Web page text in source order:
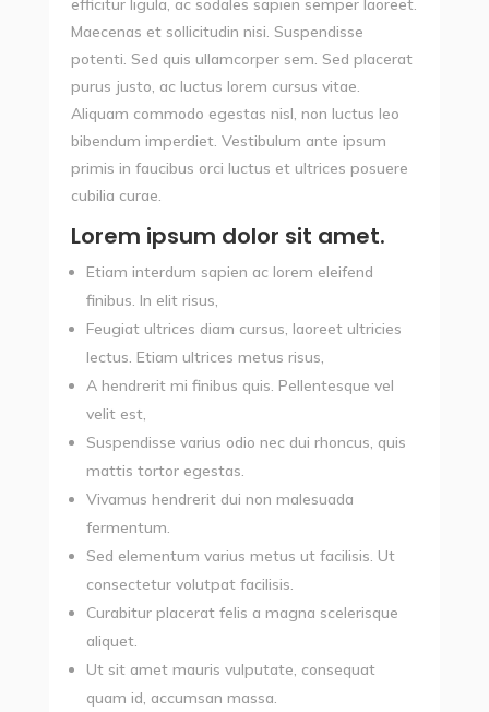
efficitur ligula, ac sodales sapien semper laoreet.
Maecenas et sollicitudin nisi. Suspendisse
potenti. Sed quis ullamcorper sem. Sed placerat
purus justo, ac luctus lorem cursus vitae.
Aliquam commodo egestas nisl, non luctus leo
bibendum imperdiet. Vestibulum ante ipsum
primis in faucibus orci luctus et ultrices posuere
cubilia curae.
Lorem ipsum dolor sit amet.
Etiam interdum sapien ac lorem eleifend
finibus. In elit risus,
Feugiat ultrices diam cursus, laoreet ultricies
lectus. Etiam ultrices metus risus,
A hendrerit mi finibus quis. Pellentesque vel
velit est,
Suspendisse varius odio nec dui rhoncus, quis
mattis tortor egestas.
Vivamus hendrerit dui non malesuada
fermentum.
Sed elementum varius metus ut facilisis. Ut
consectetur volutpat facilisis.
Curabitur placerat felis a magna scelerisque
aliquet.
Ut sit amet mauris vulputate, consequat
quam id, accumsan massa.